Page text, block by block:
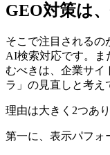
GEO対策は
そこで注目されるの
AI検索対応です。ま
むべきは、企業サイ
ラ」の見直しと考え
理由は大きく2つあり
第一に、表示パフォ